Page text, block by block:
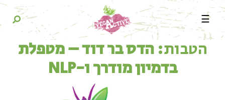
☰
הטבות:הדס בר דוד – מטפלת
בדמיון מודרך ו-NLP